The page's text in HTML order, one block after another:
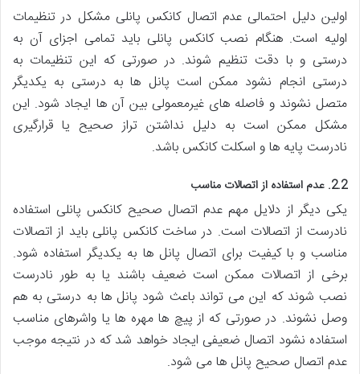
اولین دلیل احتمالی عدم اتصال کانکس پانلی مشکل در تنظیمات
اولیه است. هنگام نصب کانکس پانلی باید تمامی اجزای آن به
درستی و با دقت تنظیم شوند. در صورتی که این تنظیمات به
درستی انجام نشود ممکن است پانل ها به درستی به یکدیگر
متصل نشوند و فاصله های غیرمعمولی بین آن ها ایجاد شود. این
مشکل ممکن است به دلیل نداشتن تراز صحیح یا قرارگیری
نادرست پایه ها و اسکلت کانکس باشد.
2.2. عدم استفاده از اتصالات مناسب
یکی دیگر از دلایل مهم عدم اتصال صحیح کانکس پانلی استفاده
نادرست از اتصالات است. در ساخت کانکس پانلی باید از اتصالات
مناسب و با کیفیت برای اتصال پانل ها به یکدیگر استفاده شود.
برخی از اتصالات ممکن است ضعیف باشند یا به طور نادرست
نصب شوند که این می تواند باعث شود پانل ها به درستی به هم
وصل نشوند. در صورتی که از پیچ ها مهره ها یا واشرهای مناسب
استفاده نشود اتصال ضعیفی ایجاد خواهد شد که در نتیجه موجب
عدم اتصال صحیح پانل ها می شود.